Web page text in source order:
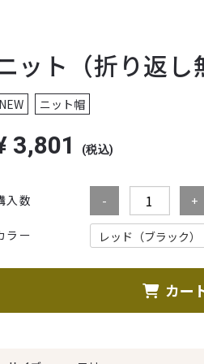
ット（折り返
NEW ニット帽
3,801 (税込)
入数
ラー
カー